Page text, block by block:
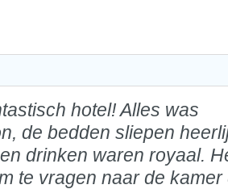
hotel! Alles was
de bedden sliepen
drinken waren royaal.
te vragen naar de kamer